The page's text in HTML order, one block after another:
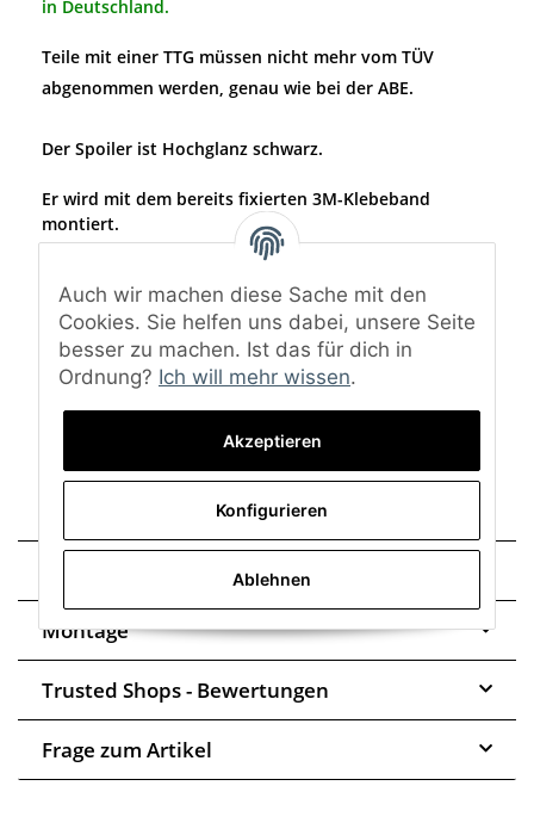
in Deutschland.
Teile mit einer TTG müssen nicht mehr vom TÜV
abgenommen werden, genau wie bei der ABE.
Der Spoiler ist Hochglanz schwarz.
Er wird mit dem bereits fixierten 3M-Klebeband
montiert.
Oberfläche: Hochglanz schwarz
(Bei dem Spoiler ist nur die Oberseite lackiert. Die
Unterseite ist schwarz matt.)
Montage
Trusted Shops - Bewertungen
Frage zum Artikel
Auch wir machen diese Sache mit den
Cookies. Sie helfen uns dabei, unsere Seite
besser zu machen. Ist das für dich in
Ordnung? Ich will mehr wissen.
Akzeptieren
Konfigurieren
Ablehnen